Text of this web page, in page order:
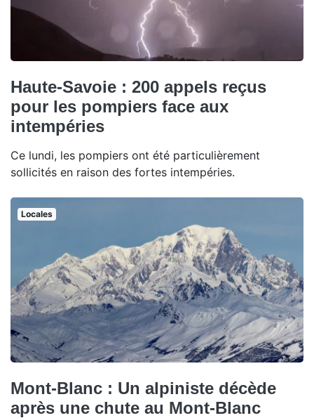
Haute-Savoie : 200 appels reçus
pour les pompiers face aux
intempéries
Ce lundi, les pompiers ont été particulièrement
sollicités en raison des fortes intempéries.
Locales
Mont-Blanc : Un alpiniste décède
après une chute au Mont-Blanc